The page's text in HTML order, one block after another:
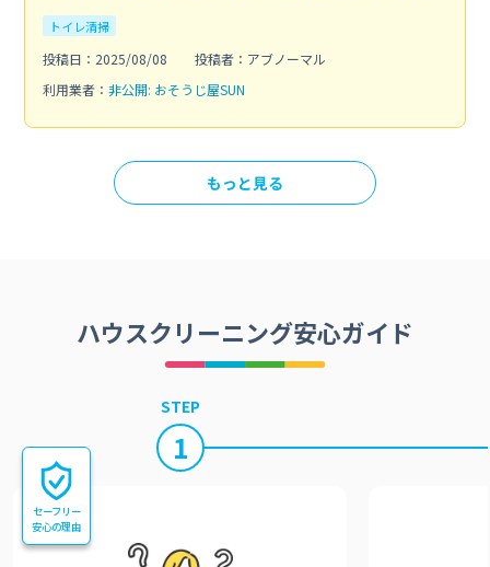
トイレ清掃
投稿日：2025/08/08
投稿者：アブノーマル
利用業者： 非公開: おそうじ屋SUN
もっと見る
ハウスクリーニング安心ガイド
STEP
1
セーフリー
安心の理由